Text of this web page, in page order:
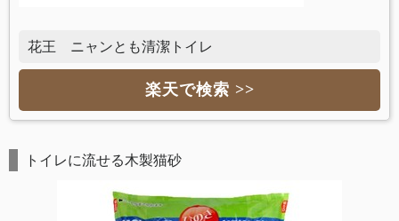
花王 ニャンとも清潔トイレ
楽天で検索 >>
トイレに流せる木製猫砂